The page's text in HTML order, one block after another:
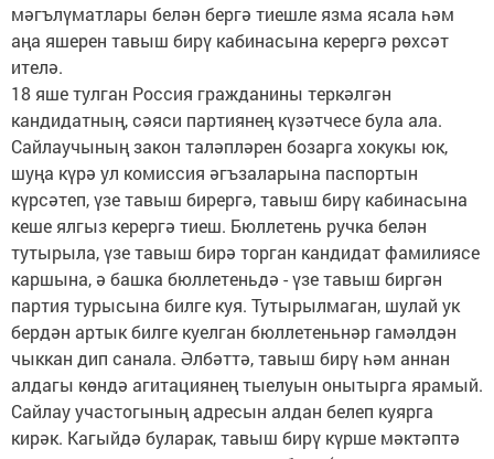
мәгълүматлары белән бергә тиешле язма ясала һәм
аңа яшерен тавыш бирү кабинасына керергә рөхсәт
ителә.
18 яше тулган Россия гражданины теркәлгән
кандидатның, сәяси партиянең күзәтчесе була ала.
Сайлаучының закон таләпләрен бозарга хокукы юк,
шуңа күрә ул комиссия әгъзаларына паспортын
күрсәтеп, үзе тавыш бирергә, тавыш бирү кабинасына
кеше ялгыз керергә тиеш. Бюллетень ручка белән
тутырыла, үзе тавыш бирә торган кандидат фамилиясе
каршына, ә башка бюллетеньдә - үзе тавыш биргән
партия турысына билге куя. Тутырылмаган, шулай ук
бердән артык билге куелган бюллетеньнәр гамәлдән
чыккан дип санала. Әлбәттә, тавыш бирү һәм аннан
алдагы көндә агитациянең тыелуын онытырга ярамый.
Сайлау участогының адресын алдан белеп куярга
кирәк. Кагыйдә буларак, тавыш бирү күрше мәктәптә